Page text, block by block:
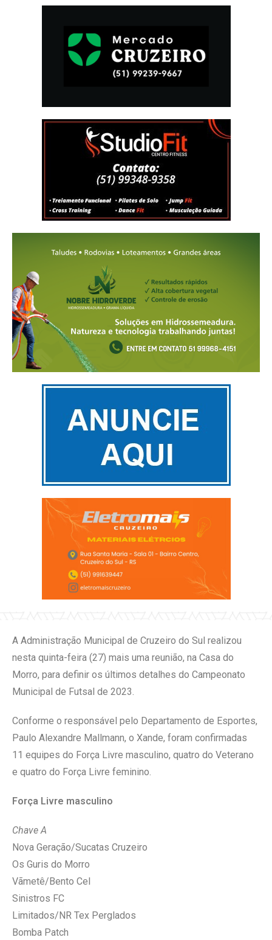
A Administração Municipal de Cruzeiro do Sul realizou
nesta quinta-feira (27) mais uma reunião, na Casa do
Morro, para definir os últimos detalhes do Campeonato
Municipal de Futsal de 2023.
Conforme o responsável pelo Departamento de Esportes,
Paulo Alexandre Mallmann, o Xande, foram confirmadas
11 equipes do Força Livre masculino, quatro do Veterano
e quatro do Força Livre feminino.
Força Livre masculino
Chave A
Nova Geração/Sucatas Cruzeiro
Os Guris do Morro
Vãmetê/Bento Cel
Sinistros FC
Limitados/NR Tex Perglados
Bomba Patch